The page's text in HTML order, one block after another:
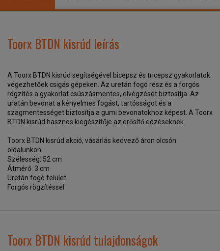
Toorx BTDN kisrúd leírás
A Toorx BTDN kisrúd segítségével bicepsz és tricepsz gyakorlatok
végezhetőek csigás gépeken. Az uretán fogó rész és a forgós
rögzítés a gyakorlat csúszásmentes, elvégzését biztosítja. Az
uratán bevonat a kényelmes fogást, tartósságot és a
szagmentességet biztosítja a gumi bevonatokhoz képest. A Toorx
BTDN kisrúd hasznos kiegészítője az erősítő edzéseknek.
Toorx BTDN kisrúd akció, vásárlás kedvező áron olcsón
oldalunkon.
Szélesség: 52 cm
Átmérő: 3 cm
Uretán fogó felület
Forgós rögzítéssel
Toorx BTDN kisrúd tulajdonságok